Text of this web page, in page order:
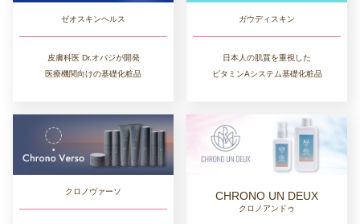
ゼオスキンヘルス
皮膚科医 Dr.オバジが開発
医療機関向けの基礎化粧品
ガウディスキン
日本人の肌質を重視した
ビタミンAシステム基礎化粧品
クロノヴァーソ CHRONO UN DEUX
クロノアンドゥ